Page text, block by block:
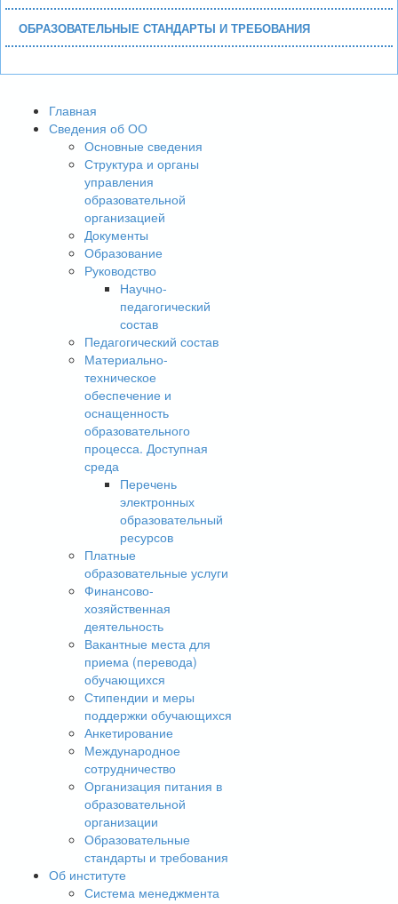
ОБРАЗОВАТЕЛЬНЫЕ СТАНДАРТЫ И ТРЕБОВАНИЯ
Главная
Сведения об ОО
Основные сведения
Структура и органы
управления
образовательной
организацией
Документы
Образование
Руководство
Научно-
педагогический
состав
Педагогический состав
Материально-
техническое
обеспечение и
оснащенность
образовательного
процесса. Доступная
среда
Перечень
электронных
образовательный
ресурсов
Платные
образовательные услуги
Финансово-
хозяйственная
деятельность
Вакантные места для
приема (перевода)
обучающихся
Стипендии и меры
поддержки обучающихся
Анкетирование
Международное
сотрудничество
Организация питания в
образовательной
организации
Образовательные
стандарты и требования
Об институте
Система менеджмента